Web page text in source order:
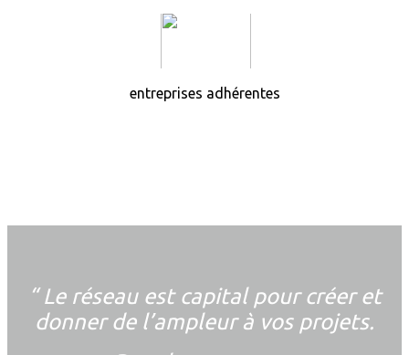
entreprises adhérentes
“ Le réseau est capital pour créer et
donner de l’ampleur à vos projets.